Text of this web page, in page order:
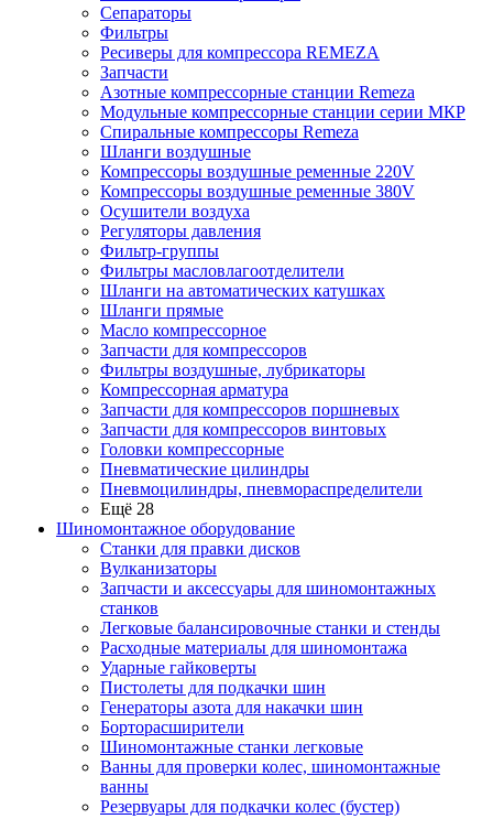
Сепараторы
Фильтры
Ресиверы для компрессора REMEZA
Запчасти
Азотные компрессорные станции Remeza
Модульные компрессорные станции серии МКР
Спиральные компрессоры Remeza
Шланги воздушные
Компрессоры воздушные ременные 220V
Компрессоры воздушные ременные 380V
Осушители воздуха
Регуляторы давления
Фильтр-группы
Фильтры масловлагоотделители
Шланги на автоматических катушках
Шланги прямые
Масло компрессорное
Запчасти для компрессоров
Фильтры воздушные, лубрикаторы
Компрессорная арматура
Запчасти для компрессоров поршневых
Запчасти для компрессоров винтовых
Головки компрессорные
Пневматические цилиндры
Пневмоцилиндры, пневмораспределители
Ещё 28
Шиномонтажное оборудование
Станки для правки дисков
Вулканизаторы
Запчасти и аксессуары для шиномонтажных
станков
Легковые балансировочные станки и стенды
Расходные материалы для шиномонтажа
Ударные гайковерты
Пистолеты для подкачки шин
Генераторы азота для накачки шин
Борторасширители
Шиномонтажные станки легковые
Ванны для проверки колес, шиномонтажные
ванны
Резервуары для подкачки колес (бустер)